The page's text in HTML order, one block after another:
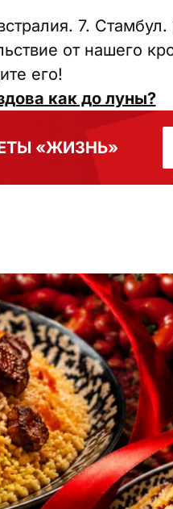
7. Стамбул.
от нашего
его!
как до луны?
«ЖИЗНЬ»